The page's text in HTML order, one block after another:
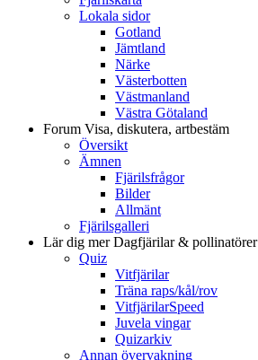
Lokala sidor
Gotland
Jämtland
Närke
Västerbotten
Västmanland
Västra Götaland
Forum Visa, diskutera, artbestäm
Översikt
Ämnen
Fjärilsfrågor
Bilder
Allmänt
Fjärilsgalleri
Lär dig merDagfjärilar & pollinatörer
Quiz
Vitfjärilar
Träna raps/kål/rov
VitfjärilarSpeed
Juvela vingar
Quizarkiv
Annan övervakning